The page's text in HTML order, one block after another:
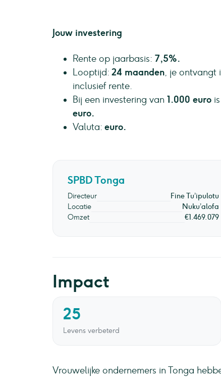
Jouw investering
Rente op jaarbasis: 7,5%.
Looptijd: 24 maanden, je ontvangt
inclusief rente.
Bij een investering van 1.000 euro
euro.
Valuta: euro.
SPBD Tonga
Directeur Fine Tu’ipulotu
Locatie
Nuku’alofa
Omzet
€1.469.079
Impact
25
Levens verbeterd
Vrouwelijke ondernemers in Tonga